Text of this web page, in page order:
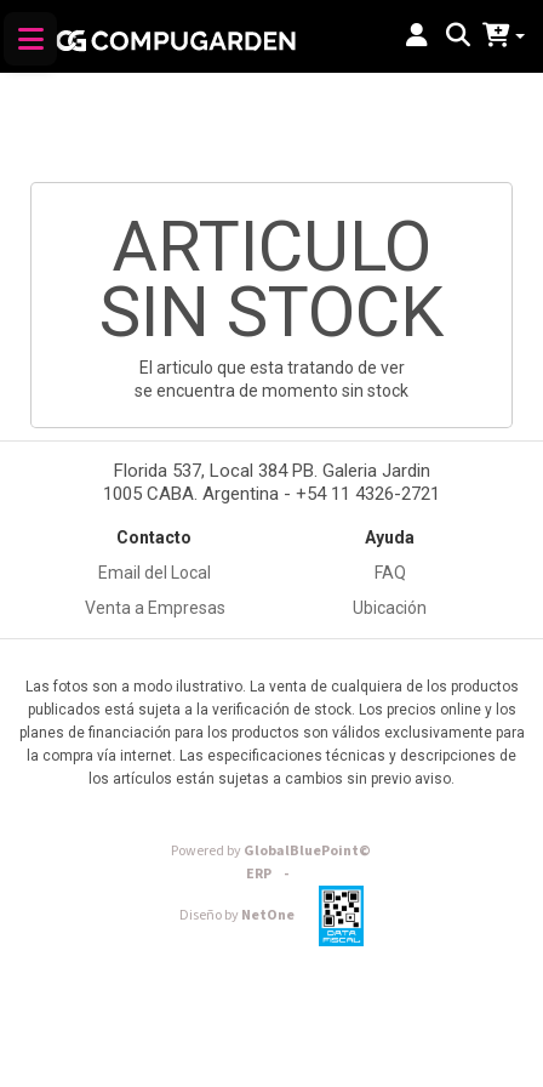
ARTICULO
SIN STOCK
El articulo que esta tratando de ver
se encuentra de momento sin stock
Florida 537, Local 384 PB. Galeria Jardin
1005 CABA. Argentina - +54 11 4326-2721
Contacto
Email del Local
Venta a Empresas
Ayuda
FAQ
Ubicación
Las fotos son a modo ilustrativo. La venta de cualquiera de los productos
publicados está sujeta a la verificación de stock. Los precios online y los
planes de financiación para los productos son válidos exclusivamente para
la compra vía internet. Las especificaciones técnicas y descripciones de
los artículos están sujetas a cambios sin previo aviso.
Powered byGlobalBluePoint©
ERP -
Diseño byNetOne